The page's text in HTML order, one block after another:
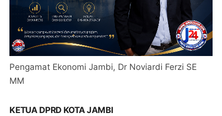
Pengamat Ekonomi Jambi, Dr Noviardi Ferzi SE
MM
KETUA DPRD KOTA JAMBI